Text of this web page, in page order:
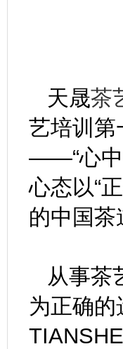
天晟茶
艺培训第
——“心中
心态以“
的中国
从事茶
为正确